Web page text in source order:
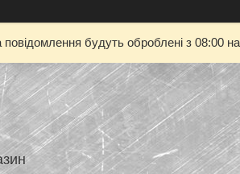
будуть оброблені з 08:00